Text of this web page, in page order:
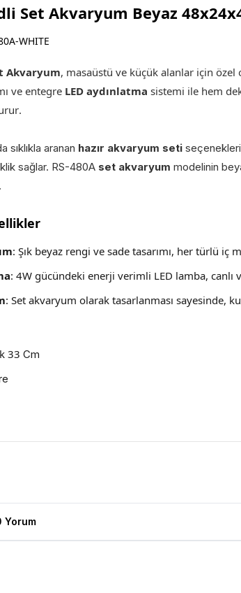
Set Akvaryum Beyaz
WHITE
Akvaryum, masaüstü ve küçük alanlar için özel
ve entegre LED aydınlatma sistemi ile hem
.
sıklıkla aranan hazır akvaryum seti
sağlar. RS-480A set akvaryum modelinin
: Şık beyaz rengi ve sade tasarımı, her türlü
: 4W gücündeki enerji verimli LED lamba, canlı
: Set akvaryum olarak tasarlanması sayesinde,
33 Cm
Cm Ürün Yorumları
Yorum